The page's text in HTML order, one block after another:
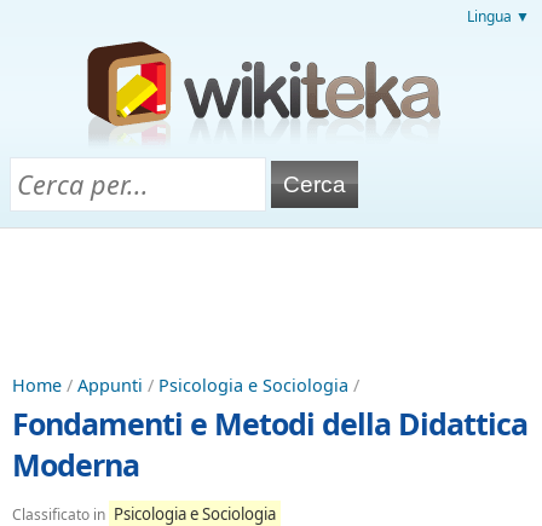
Lingua ▼
Home / Appunti / Psicologia e Sociologia /
Fondamenti e Metodi della Didattica
Moderna
Classificato in Psicologia e Sociologia